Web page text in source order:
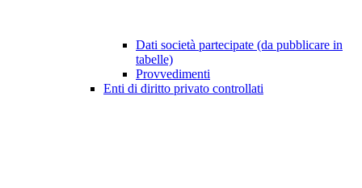
Dati società partecipate (da pubblicare in
tabelle)
Provvedimenti
Enti di diritto privato controllati